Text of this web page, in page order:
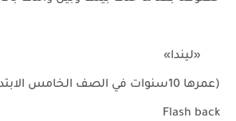
«ليندا»
(عمرها 10سنوات في الصف الخامس الابتدائي).
Flash back